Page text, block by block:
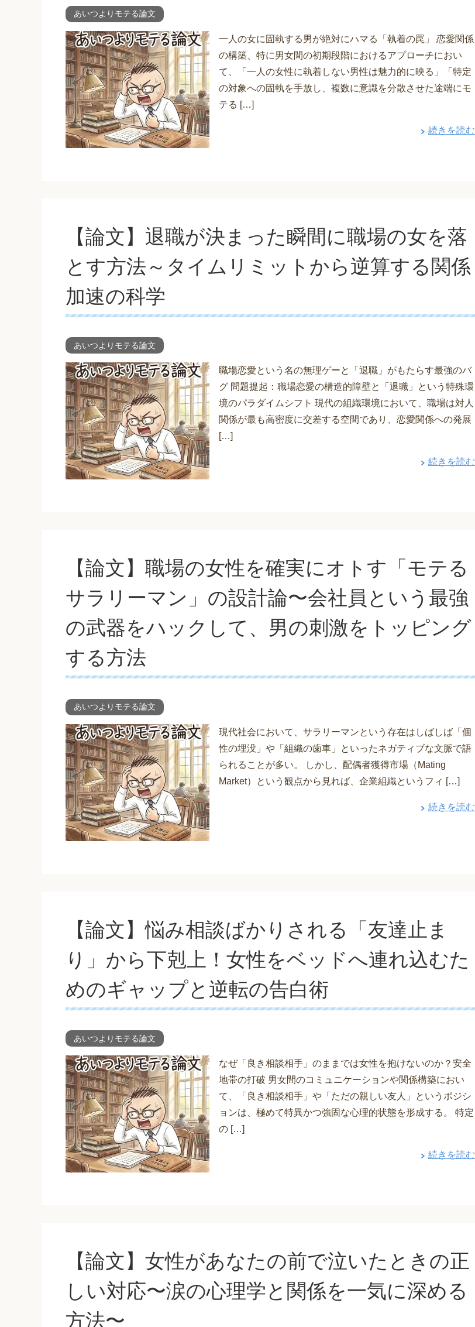
あいつよりモテる論文
一人の女に固執する男が絶対にハマる「執着の罠」 恋愛関係
の構築、特に男女間の初期段階におけるアプローチにおい
て、「一人の女性に執着しない男性は魅力的に映る」「特定
の対象への固執を手放し、複数に意識を分散させた途端にモ
テる […]
続きを読む
【論文】退職が決まった瞬間に職場の女を落
とす方法～タイムリミットから逆算する関係
加速の科学
あいつよりモテる論文
職場恋愛という名の無理ゲーと「退職」がもたらす最強のバ
グ 問題提起：職場恋愛の構造的障壁と「退職」という特殊環
境のパラダイムシフト 現代の組織環境において、職場は対人
関係が最も高密度に交差する空間であり、恋愛関係への発展
[…]
続きを読む
【論文】職場の女性を確実にオトす「モテる
サラリーマン」の設計論〜会社員という最強
の武器をハックして、男の刺激をトッピング
する方法
あいつよりモテる論文
現代社会において、サラリーマンという存在はしばしば「個
性の埋没」や「組織の歯車」といったネガティブな文脈で語
られることが多い。 しかし、配偶者獲得市場（Mating
Market）という観点から見れば、企業組織というフィ […]
続きを読む
【論文】悩み相談ばかりされる「友達止ま
り」から下剋上！女性をベッドへ連れ込むた
めのギャップと逆転の告白術
あいつよりモテる論文
なぜ「良き相談相手」のままでは女性を抱けないのか？安全
地帯の打破 男女間のコミュニケーションや関係構築におい
て、「良き相談相手」や「ただの親しい友人」というポジシ
ョンは、極めて特異かつ強固な心理的状態を形成する。 特定
の […]
続きを読む
【論文】女性があなたの前で泣いたときの正
しい対応〜涙の心理学と関係を一気に深める
方法〜